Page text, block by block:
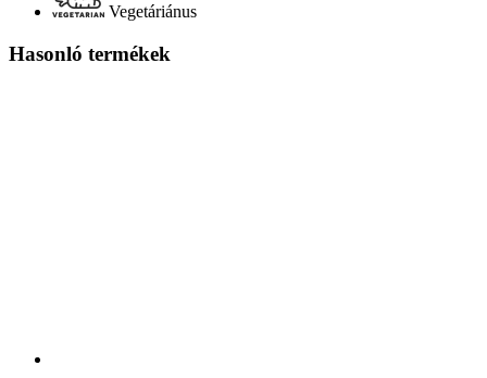
Vegetáriánus
Hasonló termékek